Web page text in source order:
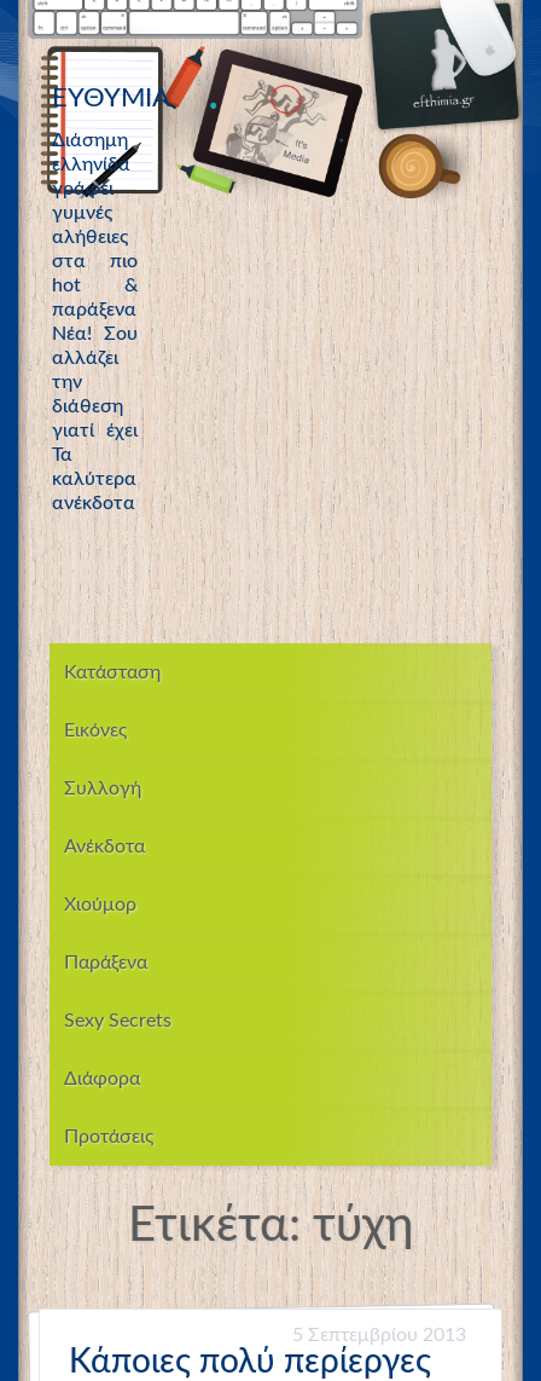
ΕΥΘΥΜΙΑ
Διάσημη
ελληνίδα
γράφει
γυμνές
αλήθειες
στα πιο
hot &
παράξενα
Νέα! Σου
αλλάζει
την
διάθεση
γιατί έχει
Τα
καλύτερα
ανέκδοτα
Κατάσταση
Εικόνες
Συλλογή
Ανέκδοτα
Χιούμορ
Παράξενα
Sexy Secrets
Διάφορα
Προτάσεις
Ετικέτα:τύχη
5 Σεπτεμβρίου 2013
Κάποιες πολύ περίεργες